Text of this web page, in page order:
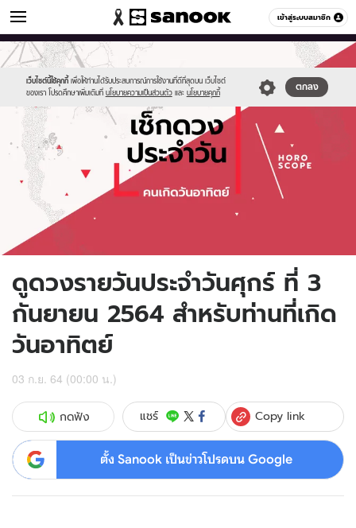
เข้าสู่ระบบสมาชิก
ดูดวง หมวดอื่นๆ
เว็บไซต์นี้ใช้คุกกี้ เพื่อให้ท่านได้รับประสบการณ์การใช้งานที่ดีที่สุดบน เว็บไซต์
ของเรา โปรดศึกษาเพิ่มเติมที่ นโยบายความเป็นส่วนตัว และ นโยบายคุกกี้
ตกลง
Sanook
//s.isanook.com/sr/0/images/logo-
new-
sanook.png
600
60
//s.isanook.com/ho/0/ud/fxd/day/daily-
horoscope-
sunday.jpg
ดูดวงรายวันประจำวันศุกร์ ที่ 3
กันยายน 2564 สำหรับท่านที่เกิด
วันอาทิตย์
03 ก.ย. 64 (00:00 น.)
กดฟัง แชร์ Copy link
ตั้ง Sanook เป็นข่าวโปรดบน Google